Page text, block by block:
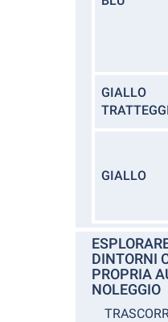
GIALLO
GIALLO
DINTORNI
PROPRIA
NOLEGGIO